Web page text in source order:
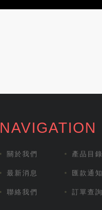
NAVIGATION
關於我們
最新消息
聯絡我們
產品目錄
匯款通知
訂單查詢